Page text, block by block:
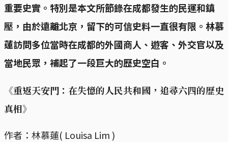
重要史實。特別是本文所節錄在成都發生的民運和鎮
壓，由於遠離北京，留下的可信史料一直很有限。林慕
蓮訪問多位當時在成都的外國商人、遊客、外交官以及
當地民眾，補起了一段巨大的歷史空白。
《重返天安門：在失憶的人民共和國，追尋六四的歷史
真相》
作者：林慕蓮( Louisa Lim )